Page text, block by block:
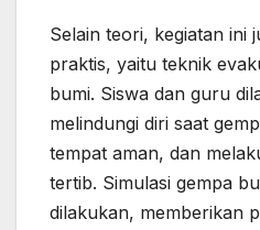
Selain teori, kegiatan ini
praktis, yaitu teknik
bumi. Siswa dan guru
melindungi diri saat
tempat aman, dan
tertib. Simulasi gempa
dilakukan, memberikan